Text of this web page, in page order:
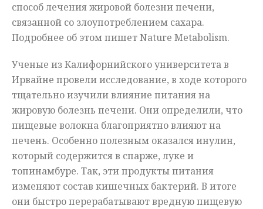
способ лечения жировой болезни печени,
связанной со злоупотреблением сахара.
Подробнее об этом пишет Nature Metabolism.
Ученые из Калифорнийского университета в
Ирвайне провели исследование, в ходе которого
тщательно изучили влияние питания на
жировую болезнь печени. Они определили, что
пищевые волокна благоприятно влияют на
печень. Особенно полезным оказался инулин,
который содержится в спарже, луке и
топинамбуре. Так, эти продукты питания
изменяют состав кишечных бактерий. В итоге
они быстро перерабатывают вредную пищевую